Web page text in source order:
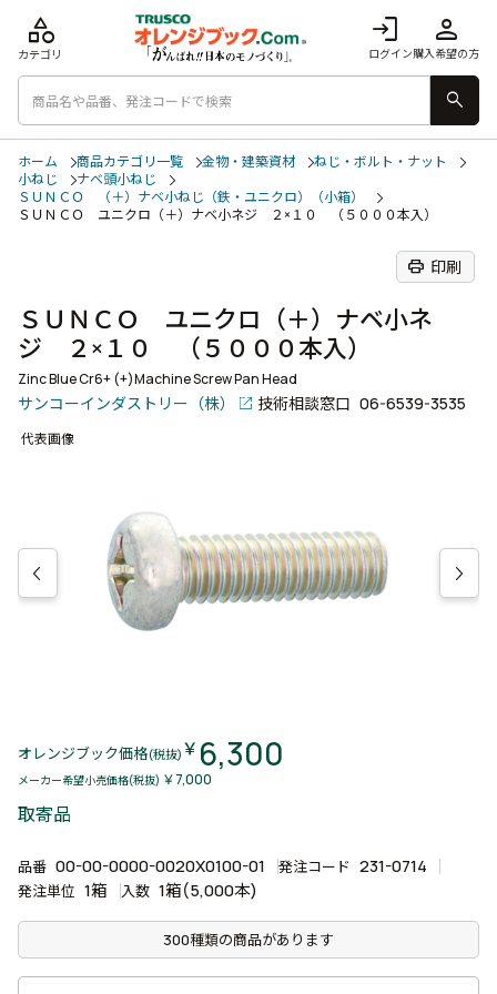
login
ログイン
person
購入希望の方
category
カテゴリ
search
ホーム 商品カテゴリ一覧 金物・建築資材
ねじ・ボルト・ナット
小ねじ
ナベ頭小ねじ
ＳＵＮＣＯ （＋）ナベ小ねじ（鉄・ユニクロ）（小箱）
ＳＵＮＣＯ ユニクロ（＋）ナベ小ネジ ２×１０ （５０００本入）
print 印刷
ＳＵＮＣＯ ユニクロ（＋）ナベ小ネ
ジ ２×１０ （５０００本入）
Zinc Blue Cr6+ (+)Machine Screw Pan Head
サンコーインダストリー（株） 技術相談窓口 06-6539-3535
代表画像
オレンジブック価格(税抜) ￥ 6,300
メーカー希望小売価格(税抜) ￥7,000
取寄品
品番 00-00-0000-0020X0100-01 発注コード 231-0714
発注単位 1箱 入数 1箱(5,000本)
300種類の商品があります